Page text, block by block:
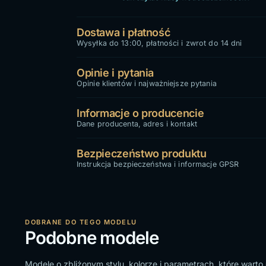
Dostawa i płatność
Wysyłka do 13:00, płatności i zwrot do 14 dni
Opinie i pytania
Opinie klientów i najważniejsze pytania
Informacje o producencie
Dane producenta, adres i kontakt
Bezpieczeństwo produktu
Instrukcja bezpieczeństwa i informacje GPSR
DOBRANE DO TEGO MODELU
Podobne modele
Modele o zbliżonym stylu, kolorze i parametrach, które